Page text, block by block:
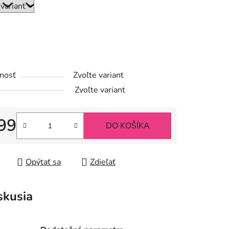
Zvoľte variant
Zvoľte variant
cena:
DO KOŠÍKA
Opýtať sa Zdieľať